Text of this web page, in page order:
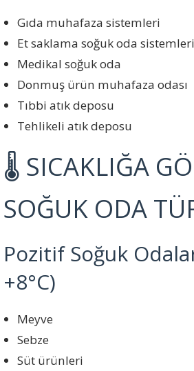
Gıda muhafaza sistemleri
Et saklama soğuk oda sistemleri
Medikal soğuk oda
Donmuş ürün muhafaza odası
Tıbbi atık deposu
Tehlikeli atık deposu
🌡️ SICAKLIĞA
SOĞUK ODA
Pozitif Soğuk
+8°C)
Meyve
Sebze
Süt ürünleri